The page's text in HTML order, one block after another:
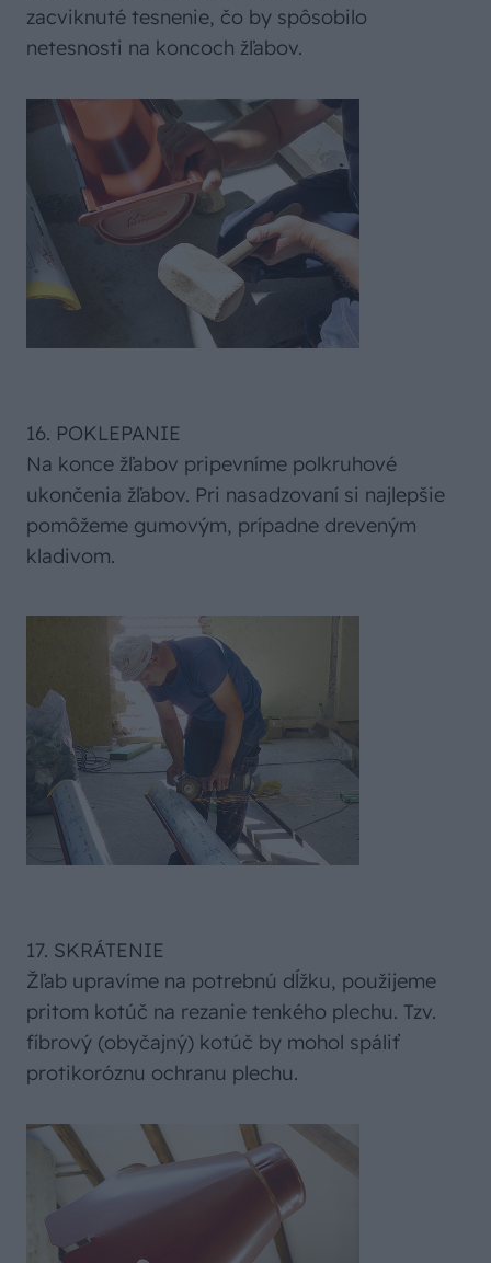
zacviknuté tesnenie, čo by spôsobilo
netesnosti na koncoch žľabov.
16. POKLEPANIE
Na konce žľabov pripevníme polkruhové
ukončenia žľabov. Pri nasadzovaní si najlepšie
pomôžeme gumovým, prípadne dreveným
kladivom.
17. SKRÁTENIE
Žľab upravíme na potrebnú dĺžku, použijeme
pritom kotúč na rezanie tenkého plechu. Tzv.
fíbrový (obyčajný) kotúč by mohol spáliť
protikoróznu ochranu plechu.